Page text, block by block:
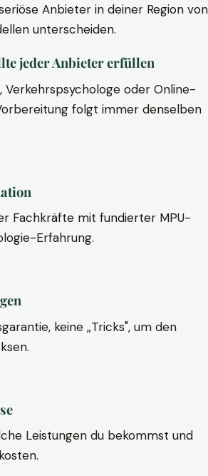
Anbieter in deiner Region von
unterscheiden.
jeder Anbieter erfüllen
Verkehrspsychologe oder Online-
folgt immer denselben
Fachkräfte mit fundierter MPU-
Erfahrung.
keine „Tricks", um den
Leistungen du bekommst und